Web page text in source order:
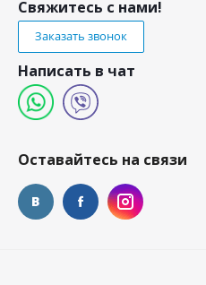
Свяжитесь с нами!
Заказать звонок
Написать в чат
Оставайтесь на связи